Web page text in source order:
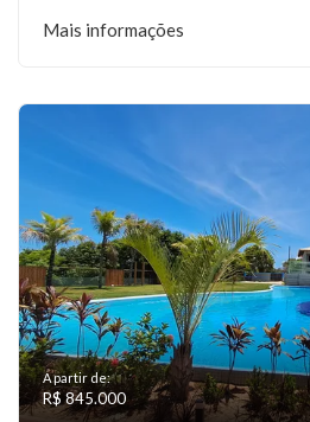
Mais informações
A partir de:
R$ 845.000